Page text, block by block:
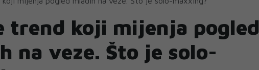
trend koji mijenja pogled
na veze. Što je solo-